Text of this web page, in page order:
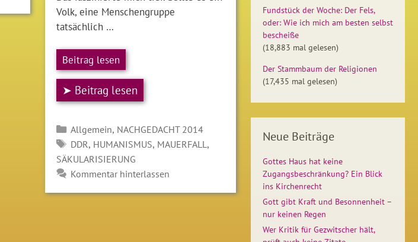
Volk, eine Menschengruppe
tatsächlich …
Beitrag lesen
➤ Beitrag lesen
Kategorien
Allgemein, NACHGEDACHT 2014
SCHLAGWÖRTER
DDR, HUMANISMUS, MAUERFALL,
SÄKULARISIERUNG
Kommentar hinterlassen
Fundstück der Woche: Der Fels,
oder: Wie ich mich am besten selbst
bescheiße
(18,883 mal gelesen)
Der Stammbaum der Religionen
(17,435 mal gelesen)
Neue Beiträge
Gottes Haus hat keine
Zugangsbeschränkung? Ein Blick
ins Kirchenrecht
Gott gibt Kraft und Besonnenheit –
nur keinen Regen
Wer Kritik für Gezwitscher hält,